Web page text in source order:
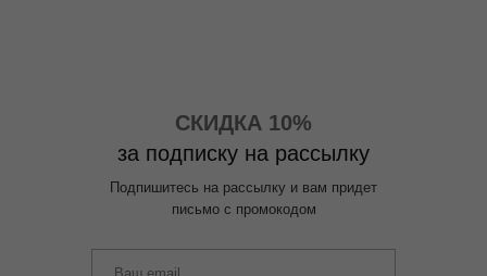
СКИДКА 10%
за подписку на рассылку
Подпишитесь на рассылку и вам придет
письмо с промокодом